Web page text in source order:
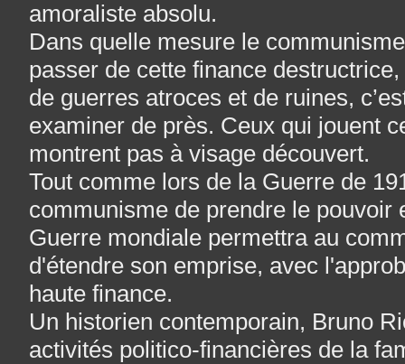
amoraliste absolu.
Dans quelle mesure le
passer de cette finance
de guerres atroces et de ruines,
examiner de près. Ceux qui jouent
montrent pas à visage découvert.
Tout comme lors de la Guerre de
communisme de prendre le pouvoir
Guerre mondiale permettra au
d'étendre son emprise, avec
haute finance.
Un historien contemporain, Bruno
activités politico-financières de la